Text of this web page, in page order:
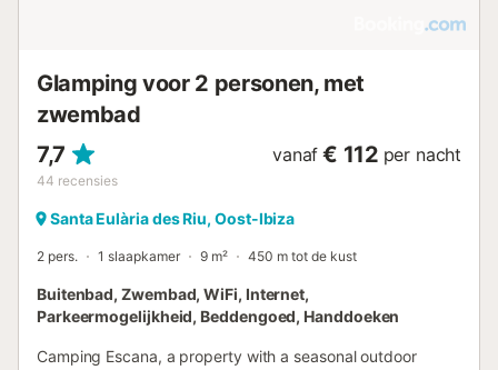
Glamping voor 2 personen, met
zwembad
7,7
44 recensies
vanaf € 112 per nacht
Santa Eulària des Riu, Oost-Ibiza
2 pers. 1 slaapkamer 9 m² 450 m tot de kust
Buitenbad, Zwembad, WiFi, Internet,
Parkeermogelijkheid, Beddengoed, Handdoeken
Camping Escana, a property with a seasonal outdoor